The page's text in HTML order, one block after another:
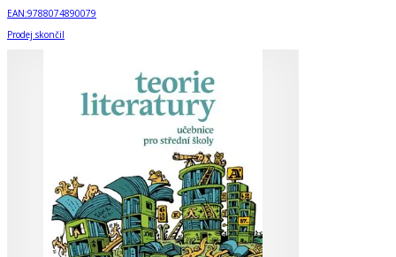
EAN:9788074890079
Prodej skončil